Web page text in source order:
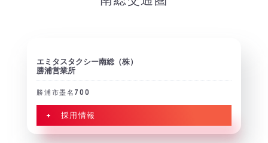
エミタスタクシー南総（株）
勝浦営業所
勝浦市墨名700
+ 採用情報